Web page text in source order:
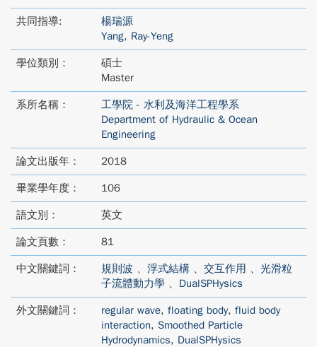
共同指導:
楊瑞源
Yang, Ray-Yeng
學位類別：
碩士
Master
系所名稱：
工學院 - 水利及海洋工程學系
Department of Hydraulic & Ocean
Engineering
論文出版年： 2018
畢業學年度： 106
語文別： 英文
論文頁數： 81
中文關鍵詞： 規則波 、 浮式結構 、 交互作用 、 光滑粒
子流體動力學 、 DualSPHysics
外文關鍵詞： regular wave, floating body, fluid body
interaction, Smoothed Particle
Hydrodynamics, DualSPHysics